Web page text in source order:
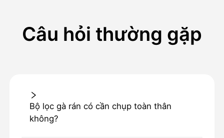
Câu hỏi thường gặp
Bộ lọc gà rán có cần chụp toàn thân
không?